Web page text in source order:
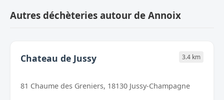
Autres déchèteries autour de Annoix
Chateau de Jussy 3.4 km
81 Chaume des Greniers, 18130 Jussy-Champagne